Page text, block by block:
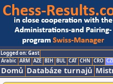
Logged on: Gast
Arabic ARM AZE BIH BUL CAT CHN CRO
Domů Databáze turnajů